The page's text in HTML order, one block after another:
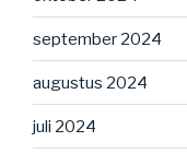
september 2024
augustus 2024
juli 2024